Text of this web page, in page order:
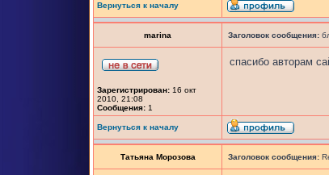
Вернуться к началу
marina Заголовок сообщения:
Зарегистрирован: 16 окт
2010, 21:08
Сообщения: 1
спасибо авторам
Вернуться к началу
Татьяна Морозова Заголовок сообщения: